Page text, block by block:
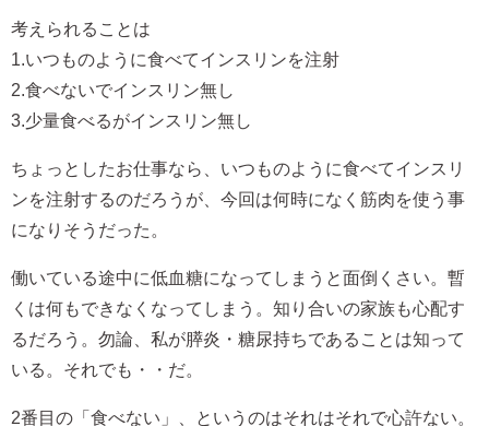
考えられることは
1.いつものように食べてインスリンを注射
2.食べないでインスリン無し
3.少量食べるがインスリン無し
ちょっとしたお仕事なら、いつものように食べてインスリ
ンを注射するのだろうが、今回は何時になく筋肉を使う事
になりそうだった。
働いている途中に低血糖になってしまうと面倒くさい。暫
くは何もできなくなってしまう。知り合いの家族も心配す
るだろう。勿論、私が膵炎・糖尿持ちであることは知って
いる。それでも・・だ。
2番目の「食べない」、というのはそれはそれで心許ない。